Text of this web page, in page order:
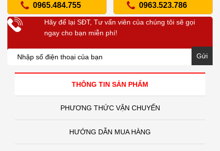
0965.484.755 0963.523.786
Hãy để lại SĐT, Tư vấn viên của chúng tôi sẽ gọi
ngay cho bạn miễn phí!
Gửi
THÔNG TIN SẢN PHẨM
PHƯƠNG THỨC VẬN CHUYỂN
HƯỚNG DẪN MUA HÀNG